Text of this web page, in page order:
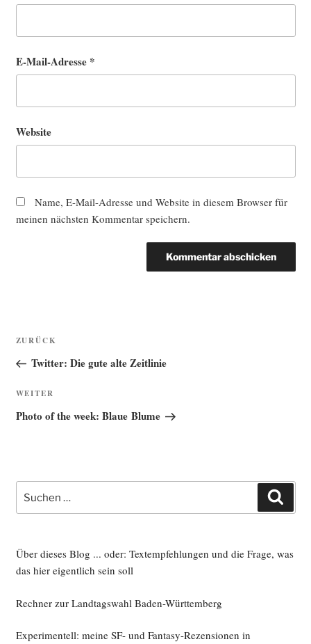
E-Mail-Adresse *
Website
Name, E-Mail-Adresse und Website in diesem Browser für
meinen nächsten Kommentar speichern.
Beitragsnavigation
Vorheriger
Beitrag
ZURÜCK
Twitter: Die gute alte Zeitlinie
Nächster
Beitrag
WEITER
Photo of the week: Blaue Blume
nach:
Über dieses Blog ... oder: Textempfehlungen und die Frage, was
das hier eigentlich sein soll
Rechner zur Landtagswahl Baden-Württemberg
Experimentell: meine SF- und Fantasy-Rezensionen in